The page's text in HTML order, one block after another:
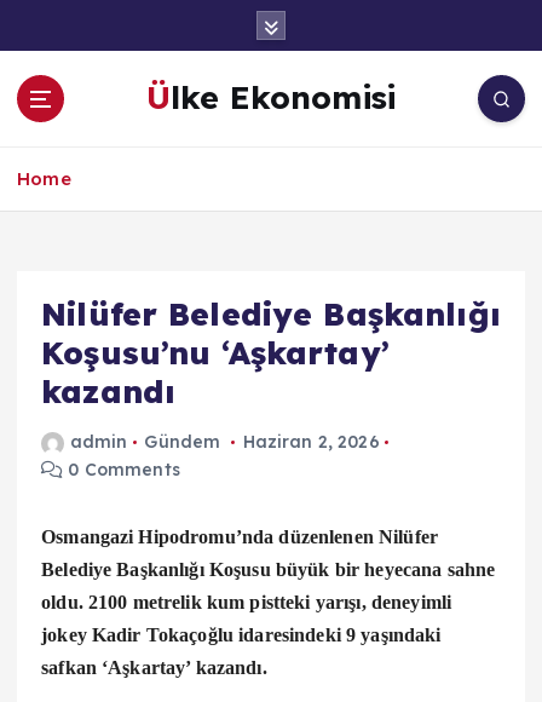
a
Ülke Ekonomisi
Home
Nilüfer Belediye Başkanlığı
Koşusu’nu ‘Aşkartay’
kazandı
admin Gündem
Haziran 2, 2026
0 Comments
Osmangazi Hipodromu’nda düzenlenen Nilüfer
Belediye Başkanlığı Koşusu büyük bir heyecana sahne
oldu. 2100 metrelik kum pistteki yarışı, deneyimli
jokey Kadir Tokaçoğlu idaresindeki 9 yaşındaki
safkan ‘Aşkartay’ kazandı.